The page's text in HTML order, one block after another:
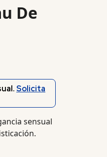
De
Solicita
sensual